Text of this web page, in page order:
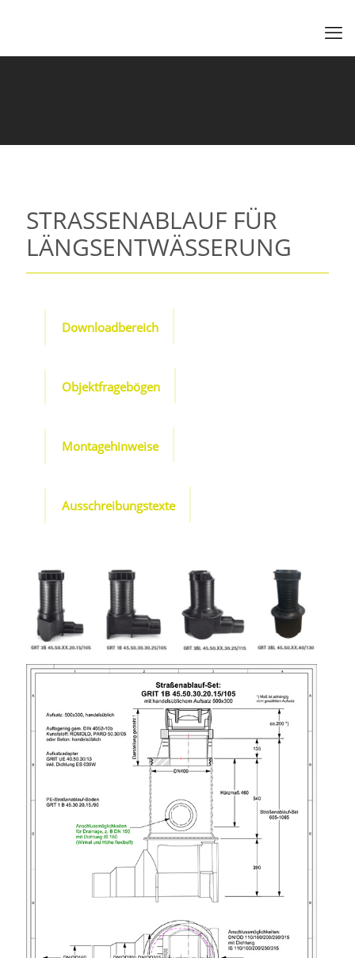
STRASSENABLAUF FÜR
LÄNGSENTWÄSSERUNG
Downloadbereich
Objektfragebögen
Montagehinweise
Ausschreibungstexte